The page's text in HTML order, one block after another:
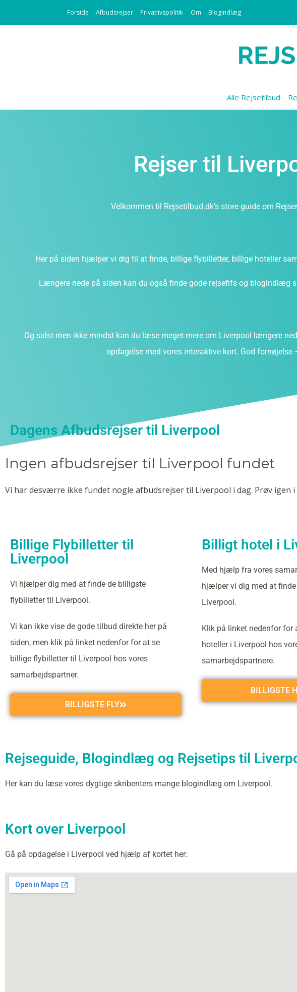
Forside Afbudsrejser Privatlivspolitik Om Blogindlæg
Alle Rejsetilbud
Rejser til
Velkommen til Rejsetilbud.dk’s store guide om
Her på siden hjælper vi dig til at finde, billige flybilletter, billige hoteller
Længere nede på siden kan du også finde gode rejsefifs og blogindlæg
Og sidst men ikke mindst kan du læse meget mere om Liverpool længere
opdagelse med vores interaktive kort. God fornøjelse
Dagens Afbudsrejser til Liverpool
Ingen afbudsrejser til Liverpool fundet
Vi har desværre ikke fundet nogle afbudsrejser til Liverpool i dag. Prøv igen
Billige Flybilletter til
Liverpool
Vi hjælper dig med at finde de billigste
flybilletter til Liverpool.
Vi kan ikke vise de gode tilbud direkte her på
siden, men klik på linket nedenfor for at se
billige flybilletter til Liverpool hos vores
samarbejdspartner.
BILLIGSTE FLY
Billigt hotel i
Med hjælp fra vores
hjælper vi dig med at
Liverpool.
Klik på linket nedenfor for
hoteller i Liverpool hos
samarbejdspartnere.
BILLIGSTE
Rejseguide, Blogindlæg og Rejsetips til
Her kan du læse vores dygtige skribenters mange blogindlæg om Liverpool.
Kort over Liverpool
Gå på opdagelse i Liverpool ved hjælp af kortet her: